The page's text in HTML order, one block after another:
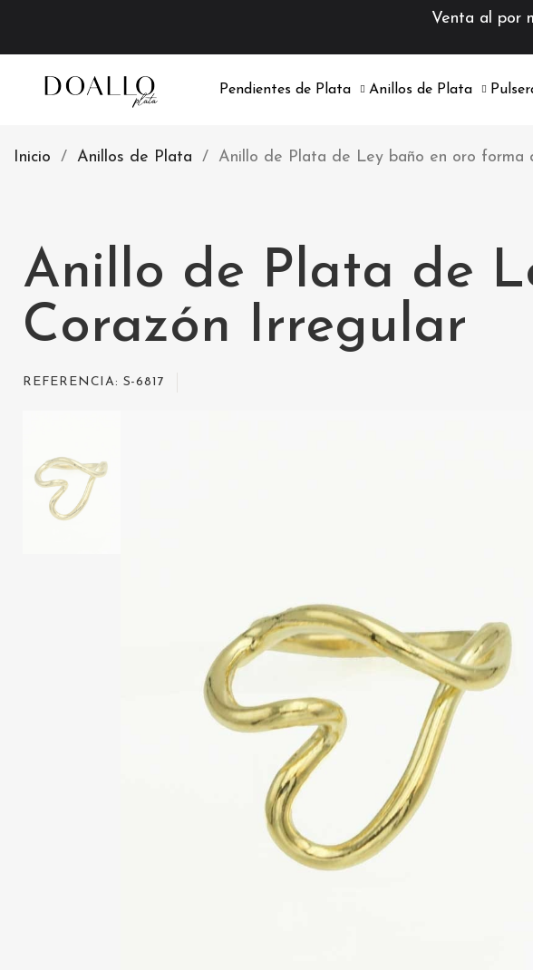
Venta al por
Pendientes de Plata Anillos de Plata
Inicio Anillos de Plata Anillo de Plata de Ley baño en oro forma
Anillo de Plata de
Corazón Irregular
REFERENCIA S-6817